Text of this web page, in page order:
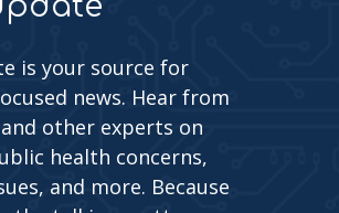
is your source for
news. Hear from
other experts on
health concerns,
and more. Because